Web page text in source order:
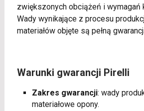
zwiększonych obciążeń i wymagań
Wady wynikające z procesu
materiałów objęte są pełną
Warunki gwarancji Pirelli
Zakres gwarancji: wady
materiałowe opony.